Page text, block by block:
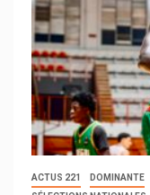
ACTUS 221 DOMINANTE